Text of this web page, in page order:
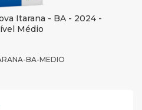
Itarana - BA - 2024 -
Médio
BA-MEDIO